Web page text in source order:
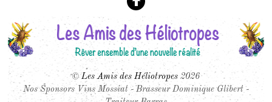
©Les Amis des Héliotropes 2026
Nos Sponsors Vins Mossiat - Brasseur Dominique Glibert -